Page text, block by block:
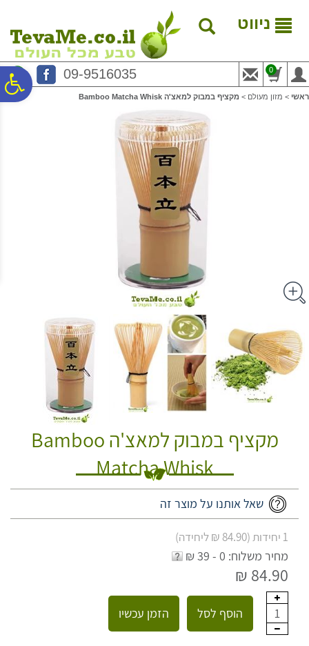
נגישות
המרכזי
ניווט
09-9516035 0
ראשי > מזון מעולם > מקציף במבוק למאצ'ה Bamboo Matcha Whisk
מקציף במבוק למאצ'ה Bamboo
Matcha Whisk
שאל אותנו על מוצר זה
1 יחידות (84.90 ₪ ליחידה)
מחיר משלוח: 0 - 39 ₪
84.90 ₪
1 הוסף לסל הזמן עכשיו